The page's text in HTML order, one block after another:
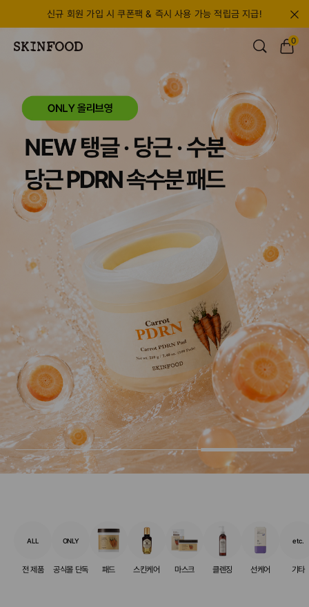
신규 회원 가입 시 쿠폰팩 & 즉시 사용 가능 적립금 지급!
0
ALL
전 제품
ONLY
공식몰 단독 패드 스킨케어 마스크 클렌징 선케어
etc.
기타